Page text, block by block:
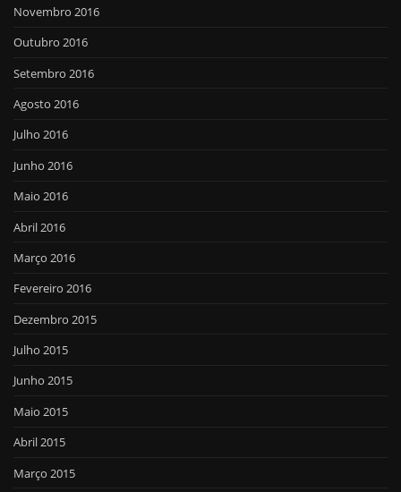
Novembro 2016
Outubro 2016
Setembro 2016
Agosto 2016
Julho 2016
Junho 2016
Maio 2016
Abril 2016
Março 2016
Fevereiro 2016
Dezembro 2015
Julho 2015
Junho 2015
Maio 2015
Abril 2015
Março 2015